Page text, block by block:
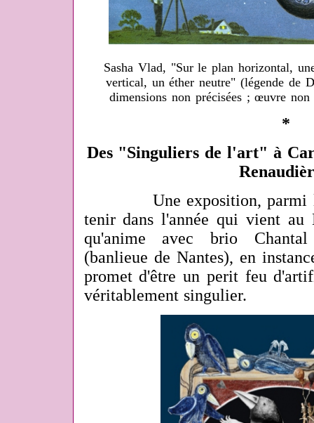
Sasha Vlad, "Sur le plan horizontal,
vertical, un éther neutre" (légende de
dimensions non précisées ; œuvre
*
Des "Singuliers de l'art" à
Une exposition, parmi
tenir dans l'année qui vient au
qu'anime avec brio
(banlieue de Nantes), en
promet d'être un perit feu
véritablement singulier.